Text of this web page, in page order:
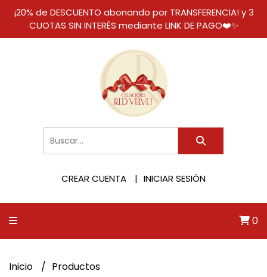
¡20% de DESCUENTO abonando por TRANSFERENCIA! y 3
CUOTAS SIN INTERÉS mediante LINK DE PAGO❤️✨
CREAR CUENTA INICIAR SESIÓN
0
Inicio Productos